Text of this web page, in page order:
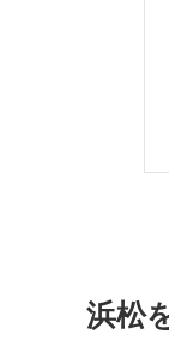
浜松